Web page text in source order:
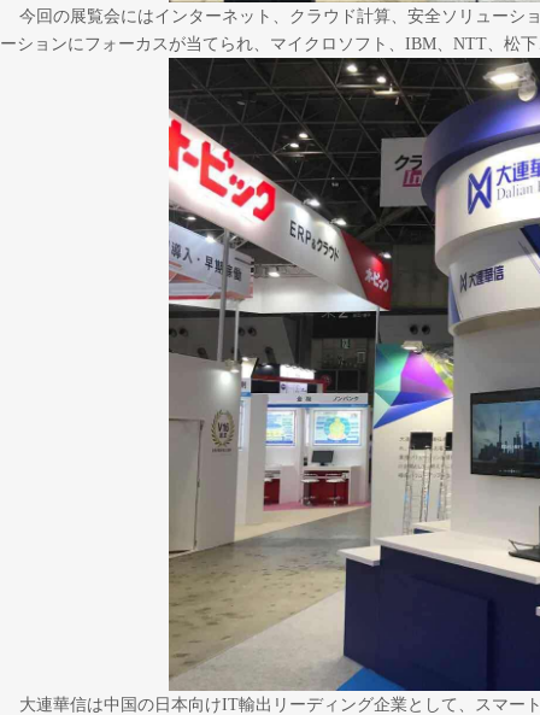
今回の展覧会にはインターネット、クラウド計算、安全ソリューシ
ーションにフォーカスが当てられ、マイクロソフト、IBM、NTT、松
大連華信は中国の日本向けIT輸出リーディング企業として、スマー